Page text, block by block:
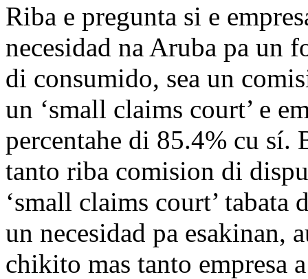
Riba e pregunta si e
necesidad na Aruba pa un
di consumido, sea un
un ‘small claims court’ e
percentahe di 85.4% cu sí.
tanto riba comision di
‘small claims court’
un necesidad pa esakinan,
chikito mas tanto empresa